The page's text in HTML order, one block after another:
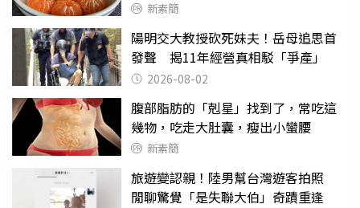
新素簡
陽明交大教授砍死妹夫！岳母追思首
發聲 揭11年經營真相駁「爭產」
2026-08-02
腹部脂肪的「剋星」找到了，常吃這
幾物，吃走大肚囊，瘦出小蠻腰
新素簡
旅遊變認親！陸男幫台灣遊客拍照
閒聊驚覺「是失聯大伯」奇蹟重逢